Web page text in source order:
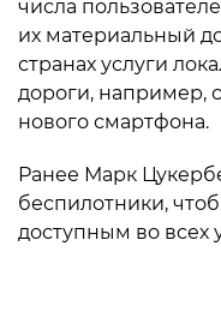
числа
их материальный
странах услуги
дороги, например,
нового смартфона.
Ранее Марк
беспилотники,
доступным во всех